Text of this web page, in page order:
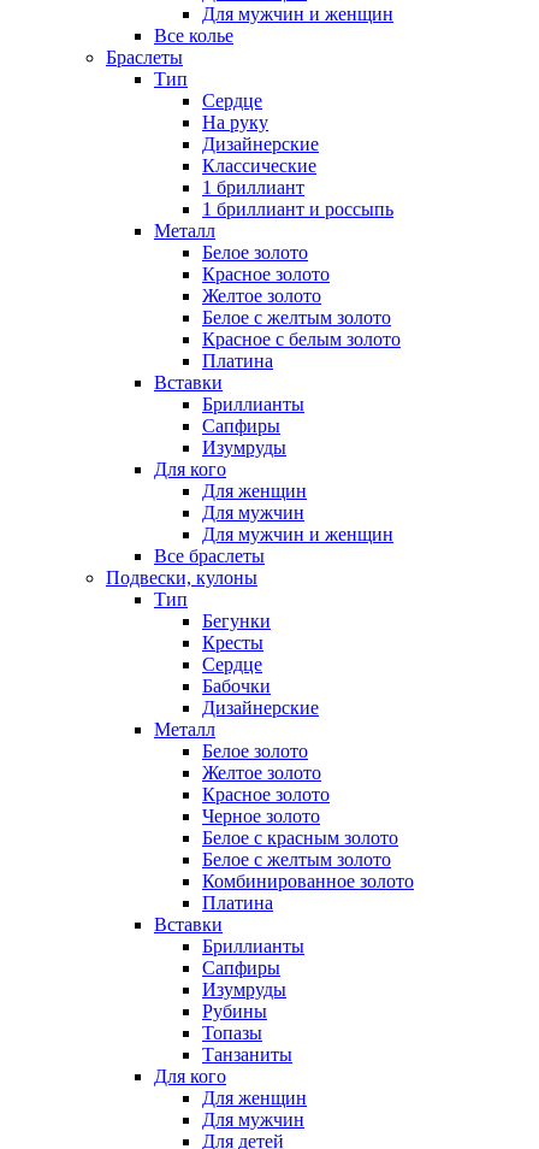
Для мужчин и женщин
Все колье
Браслеты
Тип
Сердце
На руку
Дизайнерские
Классические
1 бриллиант
1 бриллиант и россыпь
Металл
Белое золото
Красное золото
Желтое золото
Белое с желтым золото
Красное с белым золото
Платина
Вставки
Бриллианты
Сапфиры
Изумруды
Для кого
Для женщин
Для мужчин
Для мужчин и женщин
Все браслеты
Подвески, кулоны
Тип
Бегунки
Кресты
Сердце
Бабочки
Дизайнерские
Металл
Белое золото
Желтое золото
Красное золото
Черное золото
Белое с красным золото
Белое с желтым золото
Комбинированное золото
Платина
Вставки
Бриллианты
Сапфиры
Изумруды
Рубины
Топазы
Танзаниты
Для кого
Для женщин
Для мужчин
Для детей